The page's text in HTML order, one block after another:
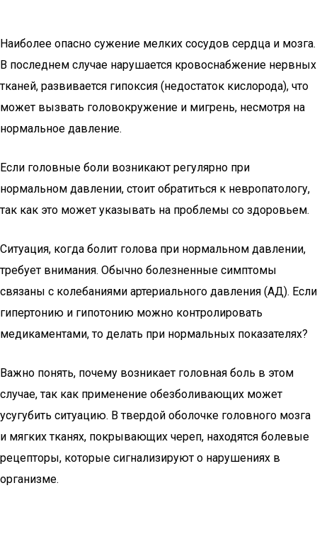
Наиболее опасно сужение мелких сосудов сердца и мозга.
В последнем случае нарушается кровоснабжение нервных
тканей, развивается гипоксия (недостаток кислорода), что
может вызвать головокружение и мигрень, несмотря на
нормальное давление.
Если головные боли возникают регулярно при
нормальном давлении, стоит обратиться к невропатологу,
так как это может указывать на проблемы со здоровьем.
Ситуация, когда болит голова при нормальном давлении,
требует внимания. Обычно болезненные симптомы
связаны с колебаниями артериального давления (АД). Если
гипертонию и гипотонию можно контролировать
медикаментами, то делать при нормальных показателях?
Важно понять, почему возникает головная боль в этом
случае, так как применение обезболивающих может
усугубить ситуацию. В твердой оболочке головного мозга
и мягких тканях, покрывающих череп, находятся болевые
рецепторы, которые сигнализируют о нарушениях в
организме.